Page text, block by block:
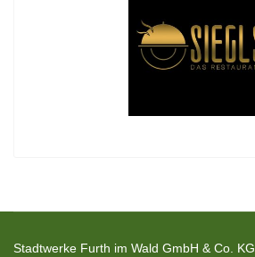
Stadtwerke Furth im Wald GmbH & Co. KG